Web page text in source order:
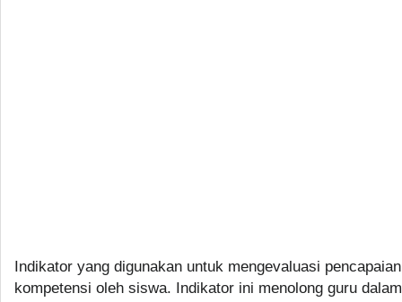
Indikator yang digunakan untuk mengevaluasi pencapaian
kompetensi oleh siswa. Indikator ini menolong guru dalam